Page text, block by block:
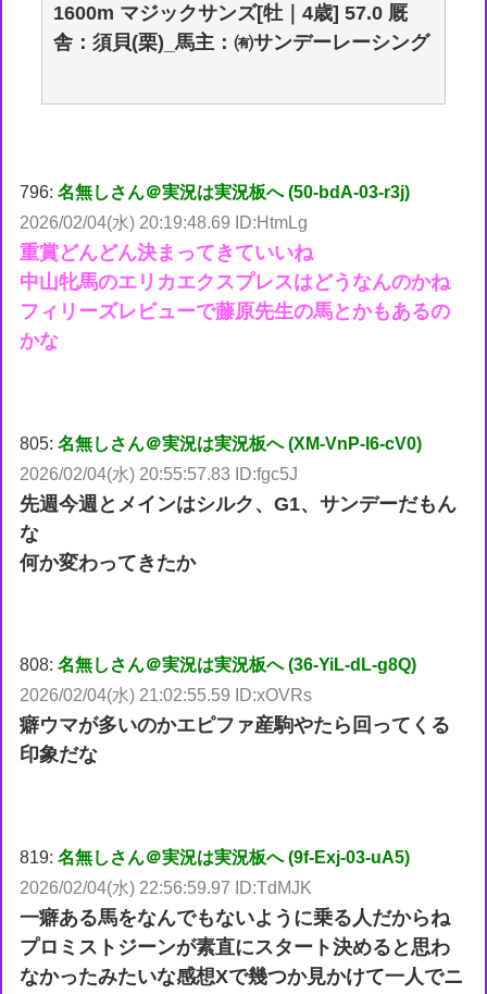
1600m マジックサンズ[牡｜4歳] 57.0 厩
舎：須貝(栗)_馬主：㈲サンデーレーシング
796:名無しさん＠実況は実況板へ (50-bdA-03-r3j)
2026/02/04(水) 20:19:48.69 ID:HtmLg
重賞どんどん決まってきていいね
中山牝馬のエリカエクスプレスはどうなんのかね
フィリーズレビューで藤原先生の馬とかもあるの
かな
805:名無しさん＠実況は実況板へ (XM-VnP-I6-cV0)
2026/02/04(水) 20:55:57.83 ID:fgc5J
先週今週とメインはシルク、G1、サンデーだもん
な
何か変わってきたか
808:名無しさん＠実況は実況板へ (36-YiL-dL-g8Q)
2026/02/04(水) 21:02:55.59 ID:xOVRs
癖ウマが多いのかエピファ産駒やたら回ってくる
印象だな
819:名無しさん＠実況は実況板へ (9f-Exj-03-uA5)
2026/02/04(水) 22:56:59.97 ID:TdMJK
一癖ある馬をなんでもないように乗る人だからね
プロミストジーンが素直にスタート決めると思わ
なかったみたいな感想Xで幾つか見かけて一人でニ